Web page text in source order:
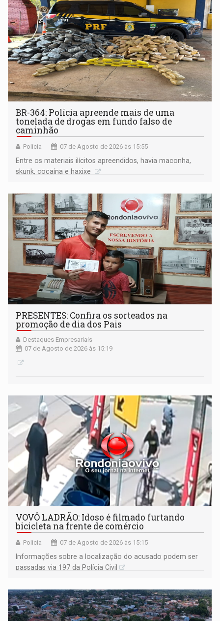
BR-364: Polícia apreende mais de uma
tonelada de drogas em fundo falso de
caminhão
Polícia 07 de Agosto de 2026 às 15:55
Entre os materiais ilícitos apreendidos, havia maconha,
skunk, cocaína e haxixe
PRESENTES: Confira os sorteados na
promoção de dia dos Pais
Destaques Empresariais
07 de Agosto de 2026 às 15:19
VOVÔ LADRÃO: Idoso é filmado furtando
bicicleta na frente de comércio
Polícia 07 de Agosto de 2026 às 15:15
Informações sobre a localização do acusado podem ser
passadas via 197 da Polícia Civil